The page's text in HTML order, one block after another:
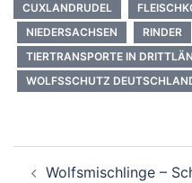
CUXLANDRUDEL
NIEDERSACHSEN
RINDER
TIERTRANSPORTE IN
WOLFSSCHUTZ
Wolfsmischlinge –